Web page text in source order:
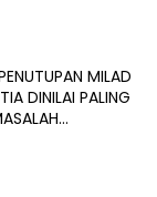
MILAD
DINILAI PALING